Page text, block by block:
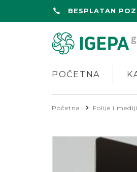
BESPLATAN
POČETNA
Početna Folije i